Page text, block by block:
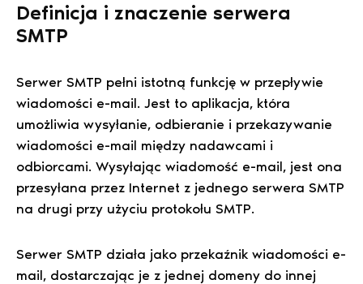
Definicja i znaczenie serwera
SMTP
Serwer SMTP pełni istotną funkcję w przepływie
wiadomości e-mail. Jest to aplikacja, która
umożliwia wysyłanie, odbieranie i przekazywanie
wiadomości e-mail między nadawcami i
odbiorcami. Wysyłając wiadomość e-mail, jest ona
przesyłana przez Internet z jednego serwera SMTP
na drugi przy użyciu protokołu SMTP.
Serwer SMTP działa jako przekaźnik wiadomości e-
mail, dostarczając je z jednej domeny do innej